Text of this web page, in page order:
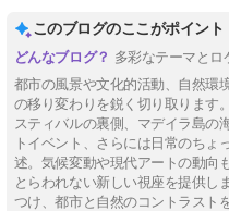
このブログのここがポイント
多彩なテーマとロ
都市の風景や文化的活動、自然環
の移り変わりを鋭く切り取ります
スティバルの裏側、マデイラ島の
トイベント、さらには日常のち
述。気候変動や現代アートの動向
とらわれない新しい視座を提供し
つけ、都市と自然のコントラスト